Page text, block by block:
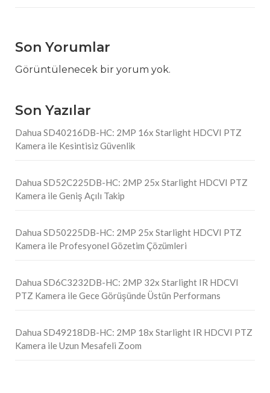
Son Yorumlar
Görüntülenecek bir yorum yok.
Son Yazılar
Dahua SD40216DB-HC: 2MP 16x Starlight HDCVI PTZ
Kamera ile Kesintisiz Güvenlik
Dahua SD52C225DB-HC: 2MP 25x Starlight HDCVI PTZ
Kamera ile Geniş Açılı Takip
Dahua SD50225DB-HC: 2MP 25x Starlight HDCVI PTZ
Kamera ile Profesyonel Gözetim Çözümleri
Dahua SD6C3232DB-HC: 2MP 32x Starlight IR HDCVI
PTZ Kamera ile Gece Görüşünde Üstün Performans
Dahua SD49218DB-HC: 2MP 18x Starlight IR HDCVI PTZ
Kamera ile Uzun Mesafeli Zoom